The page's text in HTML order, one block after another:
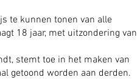
te kunnen tonen van alle
18 jaar, met uitzondering van
stemt toe in het maken van
getoond worden aan derden.